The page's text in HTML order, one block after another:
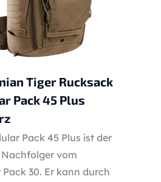
Tiger Rucksack
Pack 45 Plus
Pack 45 Plus ist der
vom
30. Er kann durch